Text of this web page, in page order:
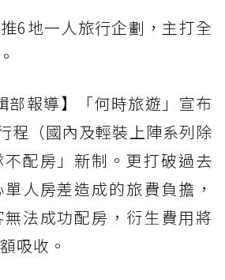
6地一人旅行企劃，主打全
部報導】「何時旅遊」宣布
程（國內及輕裝上陣系列除
配房」新制。更打破過去
人房差造成的旅費負擔，
法成功配房，衍生費用將
吸收。